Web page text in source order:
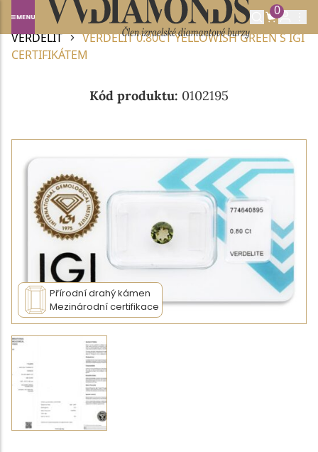
0
Domů
DRAHOKAMY A POLODRAHOKAMY
VERDELIT
VERDELIT 0.80CT YELLOWISH GREEN S IGI
CERTIFIKÁTEM
Kód produktu: 0102195
Přírodní drahý kámen
Mezinárodní certifikace